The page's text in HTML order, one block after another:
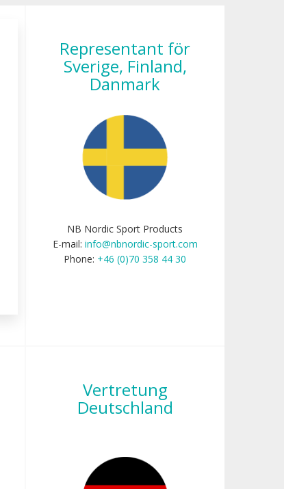
Representant för
Sverige, Finland,
Danmark
NB Nordic Sport Products
E-mail: info@nbnordic-sport.com
Phone: +46 (0)70 358 44 30
Vertretung
Deutschland